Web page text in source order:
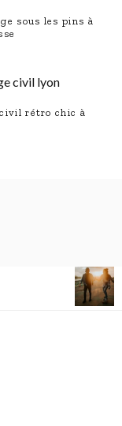
sous les pins à
rétro chic à